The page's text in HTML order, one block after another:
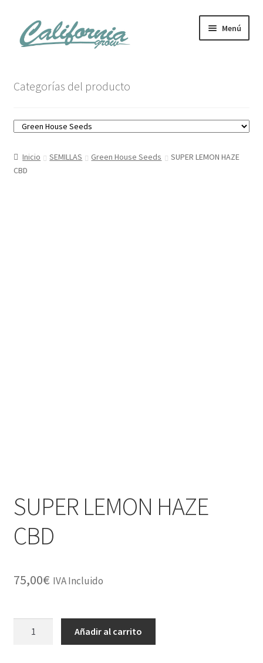
al
contenido
Menú
Carrito
Mi cuenta
Categorías del producto
Inicio SEMILLAS Green House Seeds
SUPER LEMON HAZE
CBD
SUPER LEMON HAZE
CBD
75,00€ IVA Incluido
Añadir al carrito